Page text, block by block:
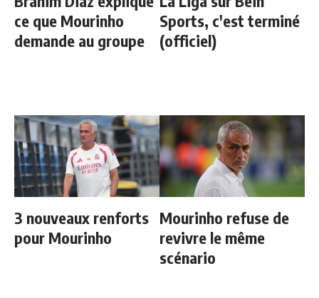
ce que Mourinho
demande au groupe
Sports, c'est terminé
(officiel)
3 nouveaux renforts
pour Mourinho
Mourinho refuse de
revivre le même
scénario